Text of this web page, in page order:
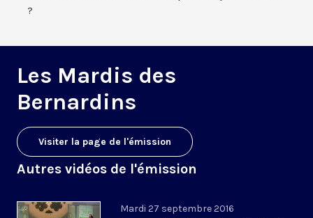
?
Les Mardis des
Bernardins
Visiter la page de l'émission
Autres vidéos de l'émission
Mardi 27 septembre 2016